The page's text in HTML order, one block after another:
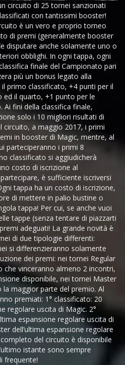
circuito di 25 tornei sanzionati
con tantissimi booster!
è un vero e proprio torneo
di premi (generalmente booster
disputare anche solamente uno o
obblighi. In ogni tappa, ogni
finale del Campionato pari
più un bonus legato alla
primo classificato, +4 punti per il
ed il quarto, +1 punto per le
Ai fini della classifica finale,
solo i 10 migliori risultati di
a maggio 2017, i primi
in booster di Magic, mentre, al
parteciperanno i primi 8
classificato si aggiudicherà
costo di iscrizione al
è sufficiente iscriversi
tappa ha un costo di iscrizione,
di mettere in palio bustine o
tappa! Per cui, se anche vuoi
tappe (senza tentare di piazzarti
adeguati! La grande novità è
di due tipologie differenti:
si differenzieranno solamente
dei premi: nei tornei Regular
vinceranno almeno 2 incontri,
disponibile, nei tornei Master
maggior parte del premio. Al
premiati: 1° classificato: 20
regolare uscita di Magic. 2°
espansione regolare uscita di
dell’ultima espansione regolare
del circuito è disponibile
istante sono sempre
frequente!